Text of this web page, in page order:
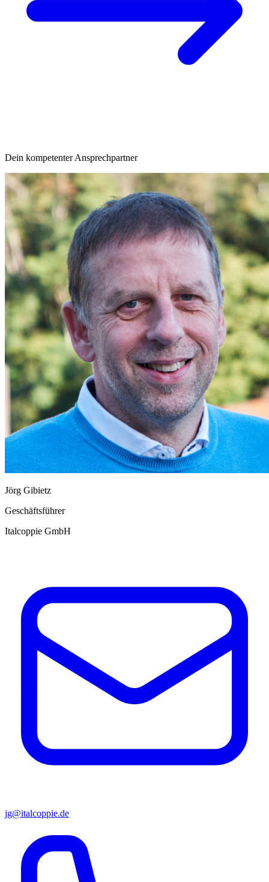
Dein kompetenter Ansprechpartner
Jörg Gibietz
Geschäftsführer
Italcoppie GmbH
jg@italcoppie.de